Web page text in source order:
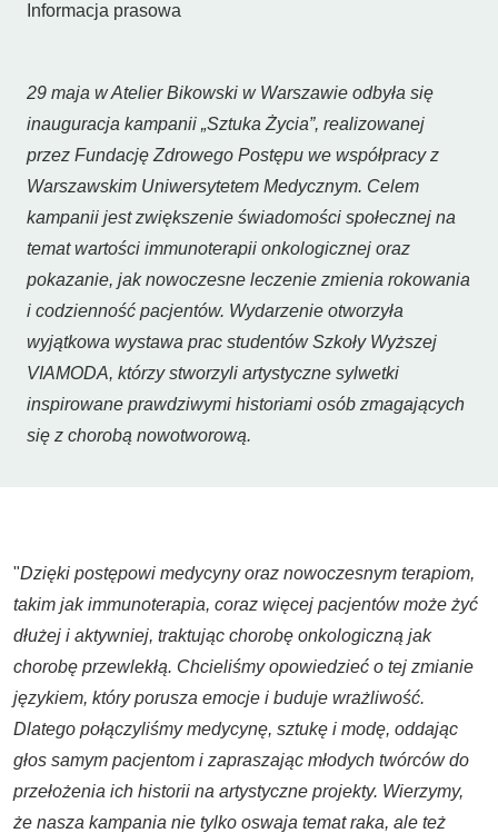
Informacja prasowa
29 maja w Atelier Bikowski w Warszawie odbyła się
inauguracja kampanii „Sztuka Życia”, realizowanej
przez Fundację Zdrowego Postępu we współpracy z
Warszawskim Uniwersytetem Medycznym. Celem
kampanii jest zwiększenie świadomości społecznej na
temat wartości immunoterapii onkologicznej oraz
pokazanie, jak nowoczesne leczenie zmienia rokowania
i codzienność pacjentów. Wydarzenie otworzyła
wyjątkowa wystawa prac studentów Szkoły Wyższej
VIAMODA, którzy stworzyli artystyczne sylwetki
inspirowane prawdziwymi historiami osób zmagających
się z chorobą nowotworową.
"Dzięki postępowi medycyny oraz nowoczesnym terapiom,
takim jak immunoterapia, coraz więcej pacjentów może żyć
dłużej i aktywniej, traktując chorobę onkologiczną jak
chorobę przewlekłą. Chcieliśmy opowiedzieć o tej zmianie
językiem, który porusza emocje i buduje wrażliwość.
Dlatego połączyliśmy medycynę, sztukę i modę, oddając
głos samym pacjentom i zapraszając młodych twórców do
przełożenia ich historii na artystyczne projekty. Wierzymy,
że nasza kampania nie tylko oswaja temat raka, ale też